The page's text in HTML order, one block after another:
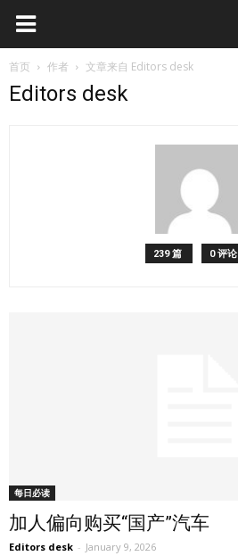
首页 作者 文章来自 Editors desk
Editors desk
239 篇 0 评论
每日必读
加人偏向购买“国产”汽车
Editors desk - January 9, 2026